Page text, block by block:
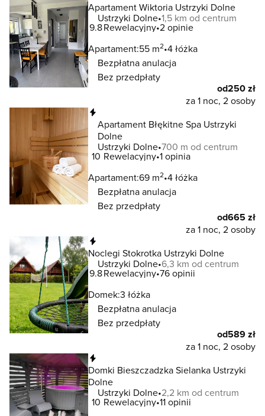
Apartament Wiktoria Ustrzyki Dolne
Ustrzyki Dolne 1,5 km od centrum
9.8Rewelacyjny 2 opinie
Apartament:55 m2 4 łóżka
Bezpłatna anulacja
Bez przedpłaty
od250 zł
za 1 noc, 2 osoby
Apartament Błękitne Spa Ustrzyki
Dolne
Ustrzyki Dolne 700 m od centrum
10 Rewelacyjny 1 opinia
Apartament:69 m2 4 łóżka
Bezpłatna anulacja
Bez przedpłaty
od665 zł
za 1 noc, 2 osoby
Noclegi Stokrotka Ustrzyki Dolne
Ustrzyki Dolne 6,3 km od centrum
9.8Rewelacyjny 76 opinii
Domek:3 łóżka
Bezpłatna anulacja
Bez przedpłaty
od589 zł
za 1 noc, 2 osoby
Domki Bieszczadzka Sielanka Ustrzyki
Dolne
Ustrzyki Dolne 2,2 km od centrum
10 Rewelacyjny 11 opinii